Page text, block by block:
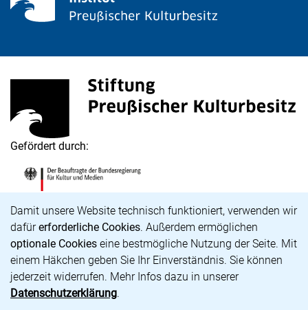
Damit unsere Website technisch funktioniert, verwenden wir
dafürerforderliche Cookies. Außerdem ermöglichen
optionale Cookies eine bestmögliche Nutzung der Seite. Mit
einem Häkchen geben Sie Ihr Einverständnis. Sie können
jederzeit widerrufen. Mehr Infos dazu in unserer
Datenschutzerklärung.
Stiftung Preußischer Kulturbesitz
(externer Link, öffnet neues Fenster)
Gefördert durch:
Karriere
Barrierefreiheit
Impressum
Datenschutz